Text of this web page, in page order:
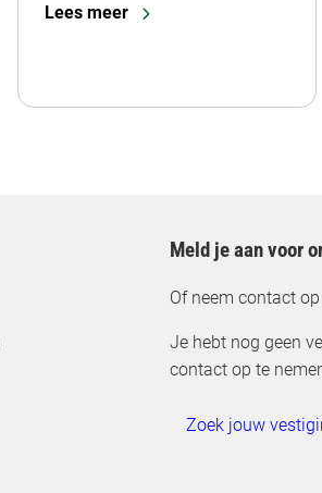
Lees meer
Meld je aan voor
Of neem contact
Je hebt nog geen
contact op te
Zoek jouw